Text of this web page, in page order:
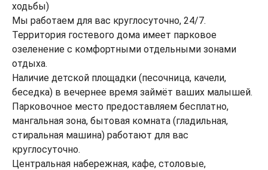
ходьбы)
Мы работаем для вас круглосуточно, 24/7.
Территория гостевого дома имеет парковое
озеленение с комфортными отдельными зонами
отдыха.
Наличие детской площадки (песочница, качели,
беседка) в вечернее время займёт ваших малышей.
Парковочное место предоставляем бесплатно,
мангальная зона, бытовая комната (гладильная,
стиральная машина) работают для вас
круглосуточно.
Центральная набережная, кафе, столовые,